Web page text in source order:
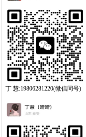
丁 慧:19806281220(微信同号)